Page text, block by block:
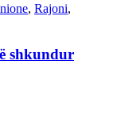
, Rajoni,
shkundur